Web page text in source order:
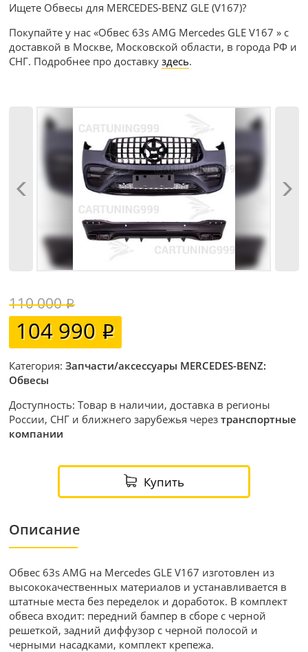
Ищете Обвесы для MERCEDES-BENZ GLE (V167)?
Покупайте у нас «Обвес 63s AMG Mercedes GLE V167 » с
доставкой в Москве, Московской области, в города РФ и
СНГ. Подробнее про доставкуздесь.
110 000
104 990
Категория:Запчасти/аксессуары MERCEDES-BENZ:
Обвесы
Доступность: Товар в наличии, доставка в регионы
России, СНГ и ближнего зарубежья черезтранспортные
компании
Купить
Описание
Обвес 63s AMG на Mercedes GLE V167 изготовлен из
высококачественных материалов и устанавливается в
штатные места без переделок и доработок. В комплект
обвеса входит: передний бампер в сборе с черной
решеткой, задний диффузор с черной полосой и
черными насадками, комплект крепежа.